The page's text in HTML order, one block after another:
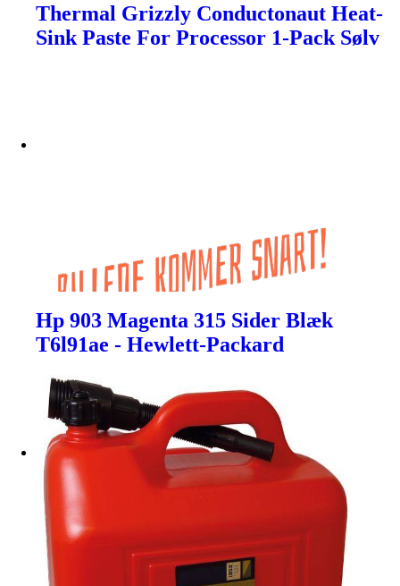
Thermal Grizzly Conductonaut Heat-
Sink Paste For Processor 1-Pack Sølv
Hp 903 Magenta 315 Sider Blæk
T6l91ae - Hewlett-Packard